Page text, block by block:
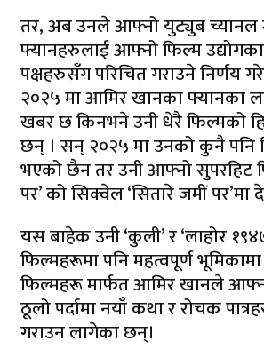
तर, अब उनले आफ्नो युट्युब च्यानल
फ्यानहरुलाई आफ्नो फिल्म
पक्षहरुसँग परिचित गराउने निर्णय
२०२५ मा आमिर खानका फ्यानका
खबर छ किनभने उनी धेरै फिल्मको
छन् । सन् २०२५ मा उनको कुनै पनि
भएको छैन तर उनी आफ्नो सुपरहिट
पर’ को सिक्वेल ‘सितारे जमीं पर’मा
यस बाहेक उनी ‘कुली’ र ‘लाहोर
फिल्महरूमा पनि महत्वपूर्ण
फिल्महरू मार्फत आमिर खानले
ठूलो पर्दामा नयाँ कथा र रोचक
गराउन लागेका छन्।